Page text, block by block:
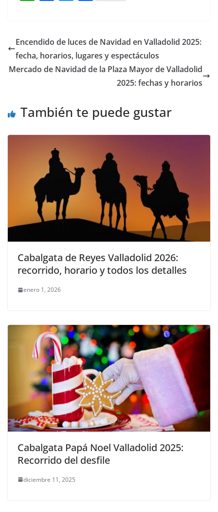
s
A
p
e
b
o
k
er p
ar
tir
Encendido de luces de Navidad en Valladolid 2025:
fecha, horarios, lugares y espectáculos
Mercado de Navidad de la Plaza Mayor de Valladolid
2025: fechas y horarios
También te puede gustar
Cabalgata de Reyes Valladolid 2026:
recorrido, horario y todos los detalles
enero 1, 2026
Cabalgata Papá Noel Valladolid 2025:
Recorrido del desfile
diciembre 11, 2025